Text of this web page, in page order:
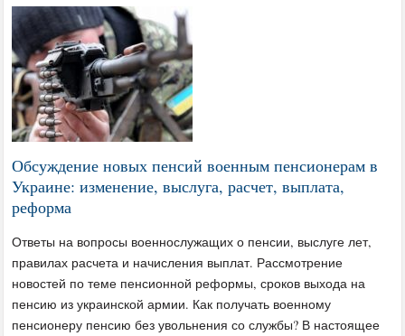
Обсуждение новых пенсий военным пенсионерам в
Украине: изменение, выслуга, расчет, выплата,
реформа
Ответы на вопросы военнослужащих о пенсии, выслуге лет,
правилах расчета и начисления выплат. Рассмотрение
новостей по теме пенсионной реформы, сроков выхода на
пенсию из украинской армии. Как получать военному
пенсионеру пенсию без увольнения со службы? В настоящее